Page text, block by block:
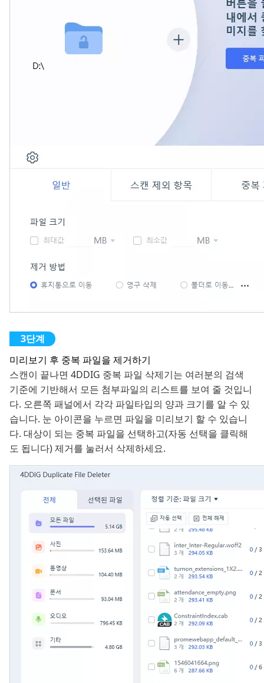
미리보기 후 중복 파일을 제거하기
스캔이 끝나면 4DDIG 중복 파일 삭제기는 여러분의 검색
기준에 기반해서 모든 첨부파일의 리스트를 보여 줄 것입니
다. 오른쪽 패널에서 각각 파일타입의 양과 크기를 알 수 있
습니다. 눈 아이콘을 누르면 파일을 미리보기 할 수 있습니
다. 대상이 되는 중복 파일을 선택하고(자동 선택을 클릭해
도 됩니다) 제거를 눌러서 삭제하세요.